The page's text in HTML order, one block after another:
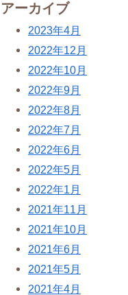
アーカイブ
2023年4月
2022年12月
2022年10月
2022年9月
2022年8月
2022年7月
2022年6月
2022年5月
2022年1月
2021年11月
2021年10月
2021年6月
2021年5月
2021年4月